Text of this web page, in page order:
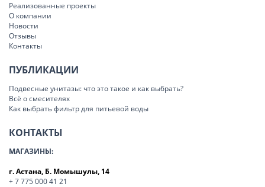
Реализованные проекты
О компании
Новости
Отзывы
Контакты
ПУБЛИКАЦИИ
Подвесные унитазы: что это такое и как выбрать?
Всё о смесителях
Как выбрать фильтр для питьевой воды
КОНТАКТЫ
МАГАЗИНЫ:
г. Астана, Б. Момышулы, 14
+ 7 775 000 41 21